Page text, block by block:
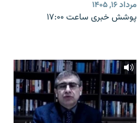
مرداد ۱۶, ۱۴۰۵
پوشش خبری ساعت ۱۷:۰۰